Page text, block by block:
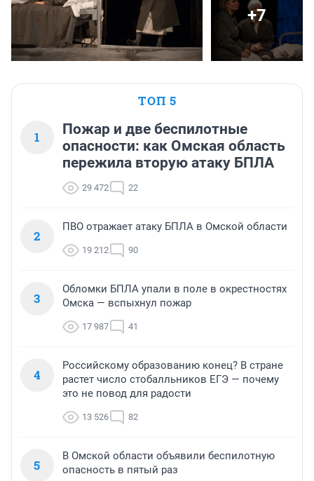
+7
ТОП 5
1
Пожар и две беспилотные
опасности: как Омская область
пережила вторую атаку БПЛА
29 472 22
2
ПВО отражает атаку БПЛА в Омской области
19 212 90
3
Обломки БПЛА упали в поле в окрестностях
Омска — вспыхнул пожар
17 987 41
4
Российскому образованию конец? В стране
растет число стобалльников ЕГЭ — почему
это не повод для радости
13 526 82
5
В Омской области объявили беспилотную
опасность в пятый раз